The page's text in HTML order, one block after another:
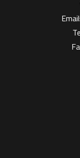
Email: